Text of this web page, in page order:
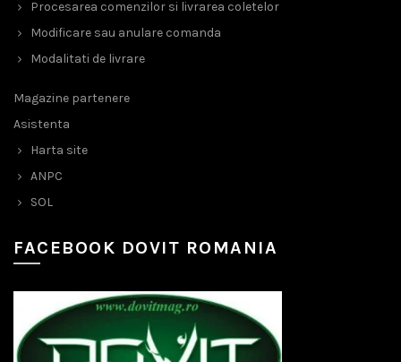
Procesarea comenzilor si livrarea coletelor
Modificare sau anulare comanda
Modalitati de livrare
Magazine partenere
Asistenta
Harta site
ANPC
SOL
FACEBOOK DOVIT ROMANIA